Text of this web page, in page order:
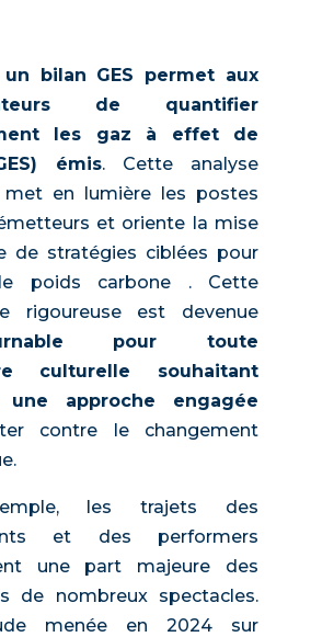
un bilan GES permet aux
de quantifier
les gaz à effet de
émis. Cette analyse
met en lumière les postes
et oriente la mise
de stratégies ciblées pour
poids carbone . Cette
rigoureuse est devenue
pour toute
culturelle souhaitant
une approche engagée
contre le changement
les trajets des
et des performers
une part majeure des
de nombreux spectacles.
menée en 2024 sur